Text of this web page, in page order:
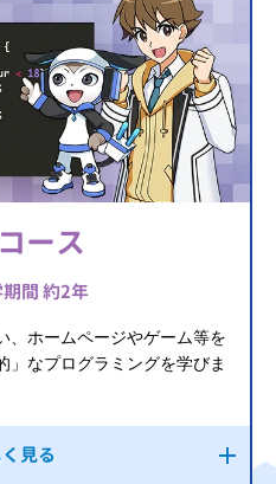
ース
間 約2年
、ホームページやゲーム等を
」なプログラミングを学びま
見る